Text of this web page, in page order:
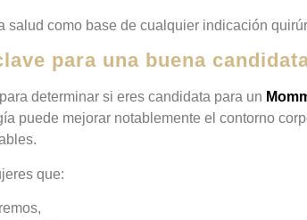
salud como base de cualquier indicación
para una buena
determinar si eres candidata para un
puede mejorar notablemente el contorno
que: